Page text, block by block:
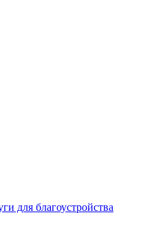
для благоустройства